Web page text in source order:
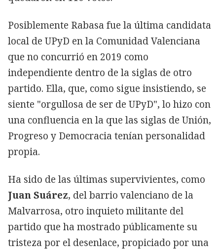
Posiblemente Rabasa fue la última candidata
local de UPyD en la Comunidad Valenciana
que no concurrió en 2019 como
independiente dentro de la siglas de otro
partido. Ella, que, como sigue insistiendo, se
siente "orgullosa de ser de UPyD", lo hizo con
una confluencia en la que las siglas de Unión,
Progreso y Democracia tenían personalidad
propia.
Ha sido de las últimas supervivientes, como
Juan Suárez, del barrio valenciano de la
Malvarrosa, otro inquieto militante del
partido que ha mostrado públicamente su
tristeza por el desenlace, propiciado por una